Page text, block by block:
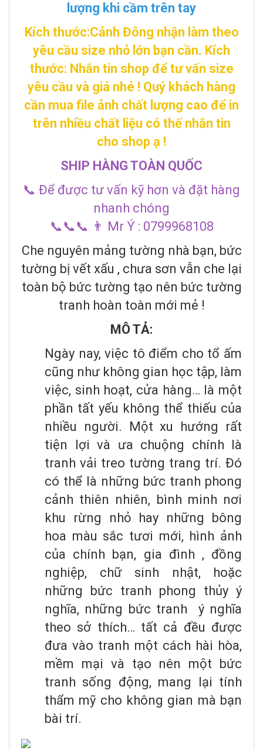
lượng khi cầm trên tay
Kích thước:Cảnh Đông nhận làm theo
yêu cầu size nhỏ lớn bạn cần. Kích
thước: Nhắn tin shop để tư vấn size
yêu cầu và giá nhé ! Quý khách hàng
cần mua file ảnh chất lượng cao để in
trên nhiều chất liệu có thế nhắn tin
cho shop ạ !
SHIP HÀNG TOÀN QUỐC
📞 Để được tư vấn kỹ hơn và đặt hàng
nhanh chóng
📞📞📞 👨 Mr Ý : 0799968108
Che nguyên mảng tường nhà bạn, bức
tường bị vết xấu , chưa sơn vẫn che lại
toàn bộ bức tường tạo nên bức tường
tranh hoàn toàn mới mẻ !
MÔ TẢ:
Ngày nay, việc tô điểm cho tổ ấm
cũng như không gian học tập, làm
việc, sinh hoạt, cửa hàng… là một
phần tất yếu không thể thiếu của
nhiều người. Một xu hướng rất
tiện lợi và ưa chuộng chính là
tranh vải treo tường trang trí. Đó
có thể là những bức tranh phong
cảnh thiên nhiên, bình minh nơi
khu rừng nhỏ hay những bông
hoa màu sắc tươi mới, hình ảnh
của chính bạn, gia đình , đồng
nghiệp, chữ sinh nhật, hoặc
những bức tranh phong thủy ý
nghĩa, những bức tranh ý nghĩa
theo sở thích… tất cả đều được
đưa vào tranh một cách hài hòa,
mềm mại và tạo nên một bức
tranh sống động, mang lại tính
thẩm mỹ cho không gian mà bạn
bài trí.